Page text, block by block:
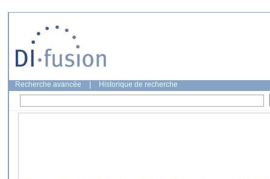
Recherche avancée Historique de recherche